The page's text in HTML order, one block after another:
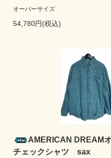
オーバーサイズ
54,780円(税込)
AMERICAN DREAM
チェックシャツ sax